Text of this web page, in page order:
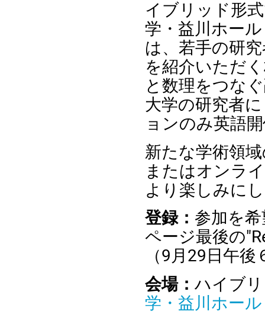
イブリッド形
学・益川ホー
は、若手の研
を紹介いただ
と数理をつな
大学の研究者
ョンのみ英語
新たな学術領
またはオンラ
より楽しみに
登録： 参加を
ページ最後の
（9月29日午
会場： ハイブ
学・益川ホー